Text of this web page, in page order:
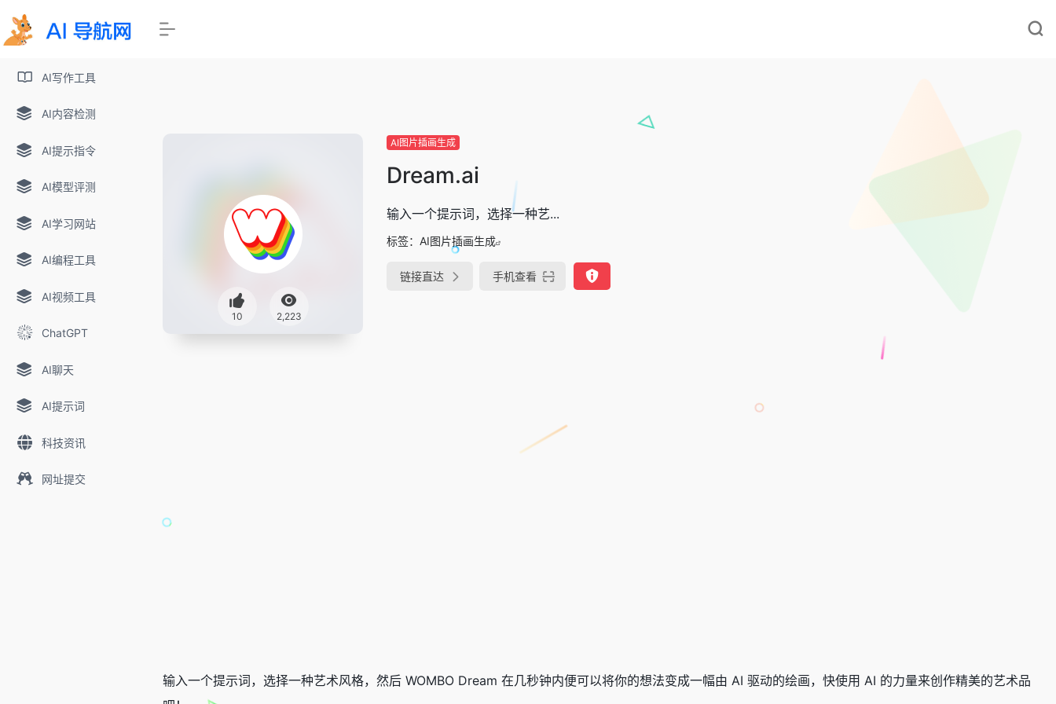
AI写作工具
AI内容检测
AI提示指令
AI模型评测
AI学习网站
AI编程工具
AI视频工具
ChatGPT
AI聊天
AI提示词
科技资讯
网址提交
10 2,223
AI图片插画生成
Dream.ai
输入一个提示词，选择一种艺...
标签： AI图片插画生成
链接直达 手机查看
输入一个提示词，选择一种艺术风格，然后 WOMBO Dream 在几秒钟内便可以将你的想法变成一幅由 AI 驱动的绘画，快使用 AI 的力量来创作精美的艺术品